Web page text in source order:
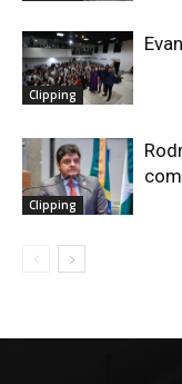
Clipping
Clipping